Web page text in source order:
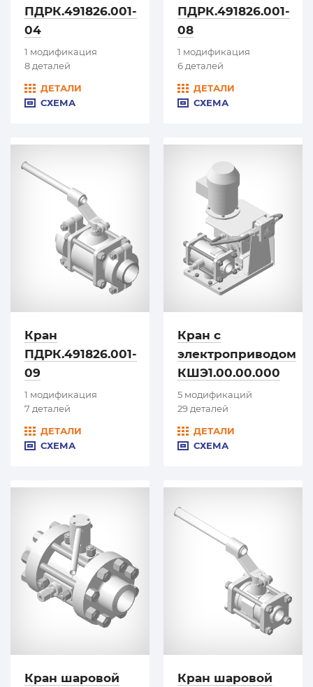
ПДРК.491826.001-
04
1 модификация
8 деталей
ДЕТАЛИ
СХЕМА
ПДРК.491826.001-
08
1 модификация
6 деталей
ДЕТАЛИ
СХЕМА
Кран
ПДРК.491826.001-
09
1 модификация
7 деталей
ДЕТАЛИ
СХЕМА
Кран с
электроприводом
КШЭ1.00.00.000
5 модификаций
29 деталей
ДЕТАЛИ
СХЕМА
Кран шаровой Кран шаровой